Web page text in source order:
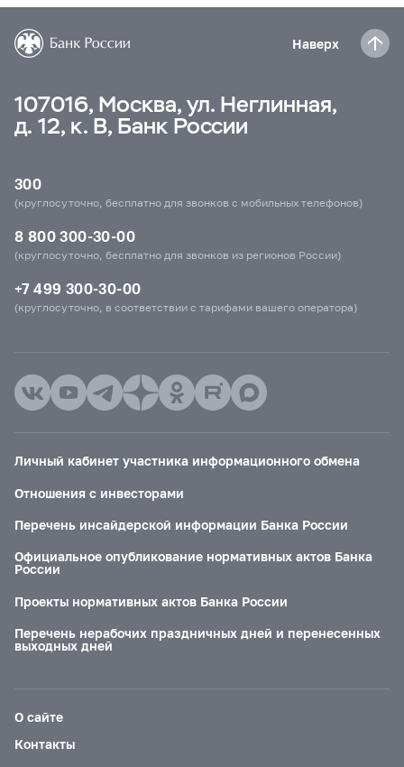
Наверх
107016, Москва, ул. Неглинная,
д. 12, к. В, Банк России
300
(круглосуточно, бесплатно для звонков с мобильных телефонов)
8 800 300-30-00
(круглосуточно, бесплатно для звонков из регионов России)
+7 499 300-30-00
(круглосуточно, в соответствии с тарифами вашего оператора)
Личный кабинет участника информационного обмена
Отношения с инвесторами
Перечень инсайдерской информации Банка России
Официальное опубликование нормативных актов Банка
России
Проекты нормативных актов Банка России
Перечень нерабочих праздничных дней и перенесенных
выходных дней
О сайте
Контакты